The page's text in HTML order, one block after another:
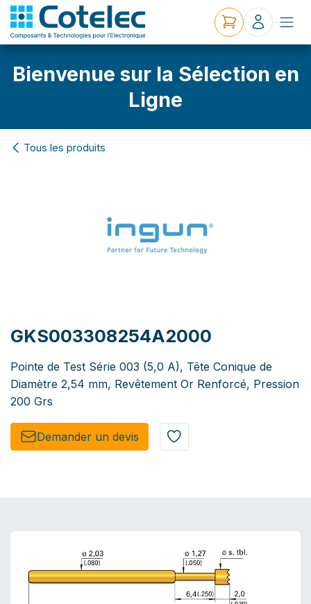
Bienvenue sur la Sélection en
Ligne
Tous les produits
GKS003308254A2000
Pointe de Test Série 003 (5,0 A), Tête Conique de
Diamètre 2,54 mm, Revêtement Or Renforcé, Pression
200 Grs
Demander un de​​vis​​